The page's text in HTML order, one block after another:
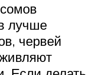
лучше
червей